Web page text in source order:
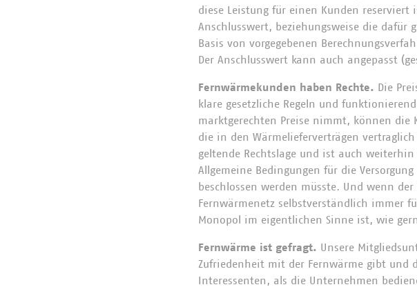
diese Leistung für einen Kunden
Anschlusswert, beziehungsweise die dafür
Basis von vorgegebenen
Der Anschlusswert kann auch angepasst
Fernwärmekunden haben Rechte. Die
klare gesetzliche Regeln und
marktgerechten Preise nimmt, können die
die in den Wärmelieferverträgen
geltende Rechtslage und ist auch
Allgemeine Bedingungen für die
beschlossen werden müsste. Und wenn
Fernwärmenetz selbstverständlich immer
Monopol im eigentlichen Sinne ist, wie
Fernwärme ist gefragt. Unsere
Zufriedenheit mit der Fernwärme gibt und
Interessenten, als die Unternehmen